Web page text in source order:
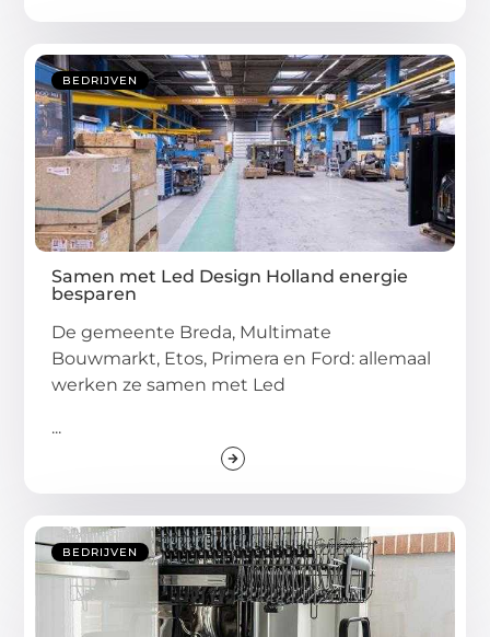
BEDRIJVEN
Samen met Led Design Holland energie
besparen
De gemeente Breda, Multimate
Bouwmarkt, Etos, Primera en Ford: allemaal
werken ze samen met Led
...
BEDRIJVEN